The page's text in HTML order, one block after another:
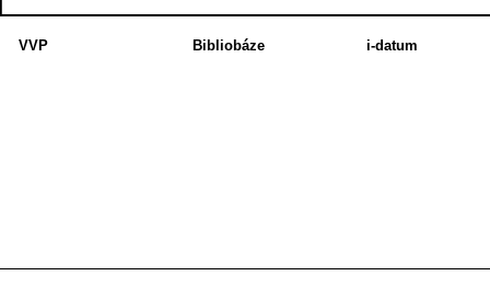
VVP Bibliobáze i-datum